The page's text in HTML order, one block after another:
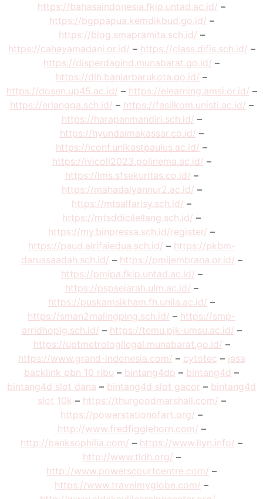
https://bahasaindonesia.fkip.untad.ac.id/ –
https://bgppapua.kemdikbud.go.id/ –
https://blog.smapramita.sch.id/ –
https://cahayamadani.or.id/ – https://class.difis.sch.id/ –
https://disperdagind.munabarat.go.id/ –
https://dlh.banjarbarukota.go.id/ –
https://dosen.up45.ac.id/ – https://elearning.amsi.or.id/ –
https://erlangga.sch.id/ – https://fasilkom.unisti.ac.id/ –
https://harapanmandiri.sch.id/ –
https://hyundaimakassar.co.id/ –
https://iconf.unikastpaulus.ac.id/ –
https://ivicoll2023.polinema.ac.id/ –
https://lms.sfsekuritas.co.id/ –
https://mahadalyannur2.ac.id/ –
https://mtsalfarisy.sch.id/ –
https://mtsddicilellang.sch.id/ –
https://my.binpressa.sch.id/register/ –
https://paud.alrifaiedua.sch.id/ – https://pkbm-
darussaadah.sch.id/ – https://pmijembrana.or.id/ –
https://pmipa.fkip.untad.ac.id/ –
https://pspsejarah.ulm.ac.id/ –
https://puskamsikham.fh.unila.ac.id/ –
https://sman2malingping.sch.id/ – https://smp-
arridhoplg.sch.id/ – https://temu.pjk-umsu.ac.id/ –
https://uptmetrologilegal.munabarat.go.id/ –
https://www.grand-indonesia.com/ – cytotec – jasa
backlink pbn 10 ribu – bintang4dp – bintang4d –
bintang4d slot dana – bintang4d slot gacor – bintang4d
slot 10k – https://thurgoodmarshall.com/ –
https://powerstationofart.org/ –
http://www.fredfigglehorn.com/ –
http://banksophilia.com/ – https://www.llyn.info/ –
http://www.tldh.org/ –
http://www.powerscourtcentre.com/ –
https://www.travelmyglobe.com/ –